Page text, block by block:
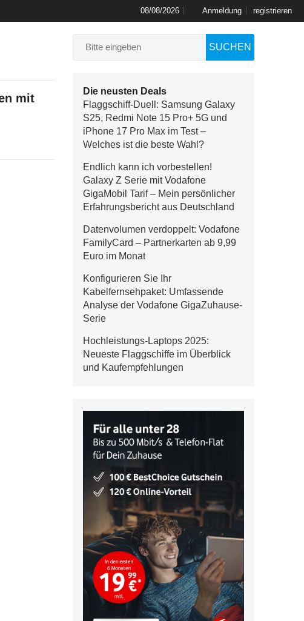
08/08/2026 Anmeldung registrieren
mit
SUCHEN
Die neusten Deals
Flaggschiff-Duell: Samsung Galaxy
S25, Redmi Note 15 Pro+ 5G und
iPhone 17 Pro Max im Test –
Welches ist die beste Wahl?
Endlich kann ich vorbestellen!
Galaxy Z Serie mit Vodafone
GigaMobil Tarif – Mein persönlicher
Erfahrungsbericht aus Deutschland
Datenvolumen verdoppelt: Vodafone
FamilyCard – Partnerkarten ab 9,99
Euro im Monat
Konfigurieren Sie Ihr
Kabelfernsehpaket: Umfassende
Analyse der Vodafone GigaZuhause-
Serie
Hochleistungs-Laptops 2025:
Neueste Flaggschiffe im Überblick
und Kaufempfehlungen